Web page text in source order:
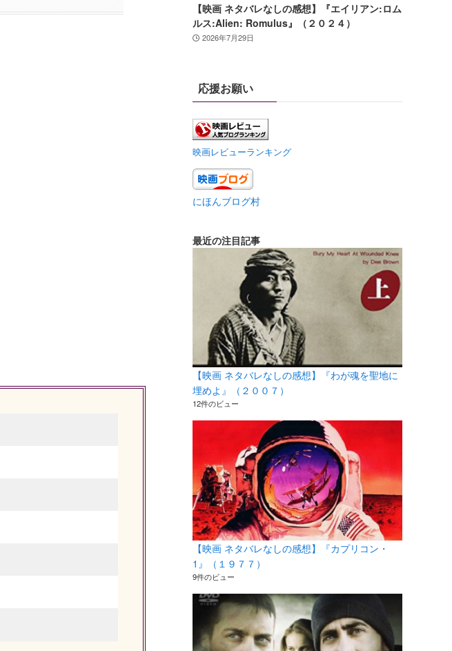
【映画 ネタバレなしの感想】『エイリアン:ロム
ルス:Alien: Romulus』（２０２４）
2026年7月29日
応援お願い
映画レビューランキング
にほんブログ村
最近の注目記事
【映画 ネタバレなしの感想】『わが魂を聖地に
埋めよ』（２００７）
12件のビュー
【映画 ネタバレなしの感想】『カプリコン・
1』（１９７７）
9件のビュー